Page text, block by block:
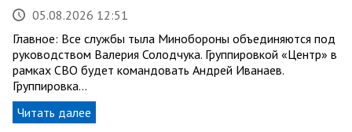
05.08.2026 12:51
Главное: Все службы тыла Минобороны объединяются под
руководством Валерия Солодчука. Группировкой «Центр» в
рамках СВО будет командовать Андрей Иванаев.
Группировка…
Читать далее